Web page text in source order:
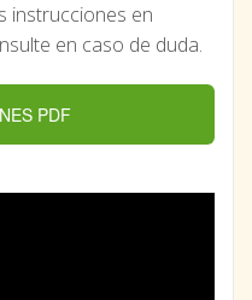
instrucciones en
en caso de duda.
PDF